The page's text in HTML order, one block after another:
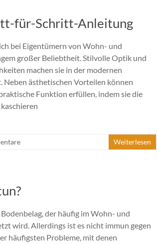
für-Schritt-Anleitung
bei Eigentümern von Wohn- und
großer Beliebtheit. Stilvolle Optik und
machen sie in der modernen
ästhetischen Vorteilen können
Funktion erfüllen, indem sie die
Weiterlesen
der häufig im Wohn- und
wird. Allerdings ist es nicht immun gegen
häufigsten Probleme, mit denen